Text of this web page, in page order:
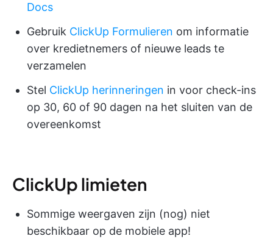
Docs
Gebruik ClickUp Formulieren om informatie
over kredietnemers of nieuwe leads te
verzamelen
Stel ClickUp herinneringen in voor check-ins
op 30, 60 of 90 dagen na het sluiten van de
overeenkomst
ClickUp limieten
Sommige weergaven zijn (nog) niet
beschikbaar op de mobiele app!